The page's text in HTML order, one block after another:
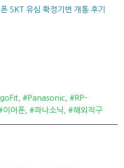
SKT 유심 확정기변 개통 후기
#Panasonic, #RP-
이어폰 ,#파나소닉 ,#해외직구